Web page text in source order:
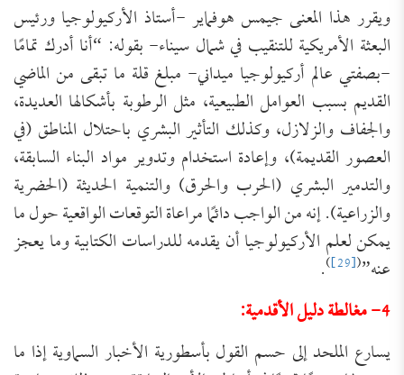
ويقرر هذا المعنى جيمس هوفماير -أستاذ الأركيولوجيا ورئيس
البعثة الأمريكية للتنقيب في شمال سيناء- بقوله: “أنا أدرك تمامًا
-بصفتي عالم أركيولوجيا ميداني- مبلغ قلة ما تبقى من الماضي
القديم بسبب العوامل الطبيعية، مثل الرطوبة بأشكالها العديدة،
والجفاف والزلازل، وكذلك التأثير البشري باحتلال المناطق (في
العصور القديمة)، وإعادة استخدام وتدوير مواد البناء السابقة،
والتدمير البشري (الحرب والحرق) والتنمية الحديثة (الحضرية
والزراعية). إنه من الواجب دائمًا مراعاة التوقعات الواقعية حول ما
يمكن لعلم الأركيولوجيا أن يقدمه للدراسات الكتابية وما يعجز
عنه”(
[29]
)
.
4- مغالطة دليل الأقدمية:
يسارع الملحد إلى حسم القول بأسطورية الأخبار السماوية إذا ما